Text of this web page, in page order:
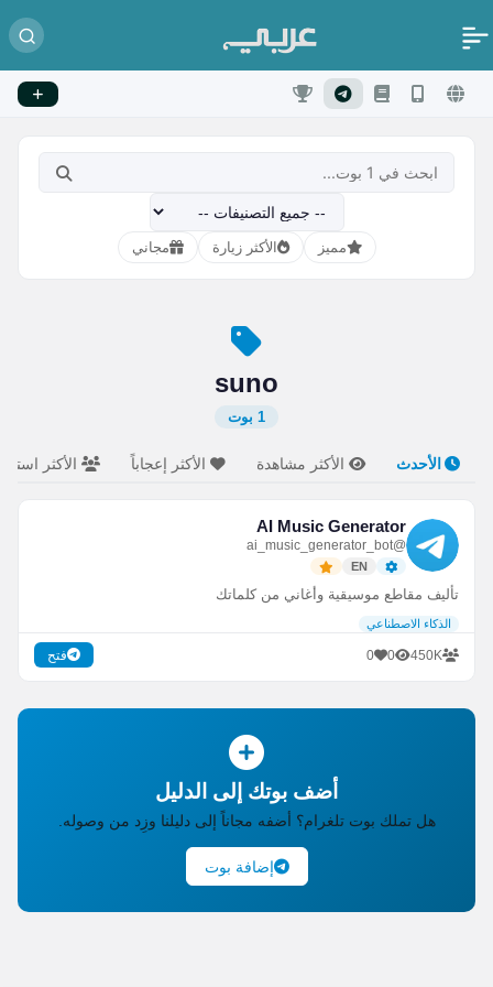
مميز الأكثر زيارة مجاني
suno
1 بوت
الأحدث الأكثر مشاهدة الأكثر إعجاباً الأكثر
AI Music Generator
@ai_music_generator_bot
EN
تأليف مقاطع موسيقية وأغاني من كلماتك
الذكاء الاصطناعي
450K
0
0 فتح
أضف بوتك إلى الدليل
هل تملك بوت تلغرام؟ أضفه مجاناً إلى دليلنا وزِد من وصوله.
إضافة بوت